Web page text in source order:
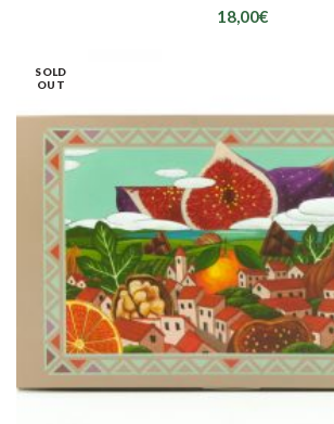
18,00€
SOLD
OUT